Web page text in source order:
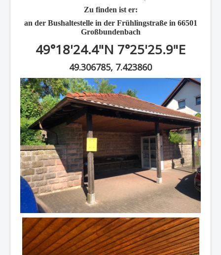
Zu finden ist er:
an der Bushaltestelle in der Frühlingstraße in 66501
Großbundenbach
49°18'24.4"N 7°25'25.9"E
49.306785, 7.423860